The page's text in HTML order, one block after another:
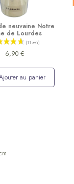
neuvaine Notre
de Lourdes
6,90 €
au panier